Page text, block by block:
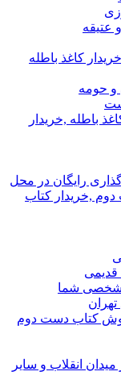
عتیقه
کاغذ باطله
و حومه
باطله ,خریدار
رایگان در محل
,خریدار کتاب
شخصی شما
کتاب دست دوم
انقلاب و سایر